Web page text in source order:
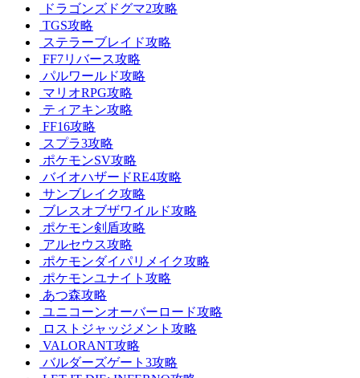
ドラゴンズドグマ2攻略
TGS攻略
ステラーブレイド攻略
FF7リバース攻略
パルワールド攻略
マリオRPG攻略
ティアキン攻略
FF16攻略
スプラ3攻略
ポケモンSV攻略
バイオハザードRE4攻略
サンブレイク攻略
ブレスオブザワイルド攻略
ポケモン剣盾攻略
アルセウス攻略
ポケモンダイパリメイク攻略
ポケモンユナイト攻略
あつ森攻略
ユニコーンオーバーロード攻略
ロストジャッジメント攻略
VALORANT攻略
バルダーズゲート3攻略